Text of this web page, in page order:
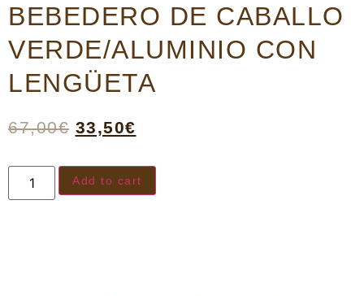
BEBEDERO DE CABALLO
VERDE/ALUMINIO CON
LENGÜETA
67,00€ 33,50€
Add to cart